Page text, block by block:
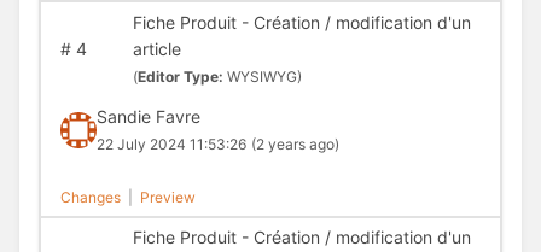
#4
Fiche Produit - Création / modification d'un
article
(Editor Type: WYSIWYG)
Sandie Favre
22 July 2024 11:53:26 (2 years ago)
Changes Preview
Fiche Produit - Création / modification d'un